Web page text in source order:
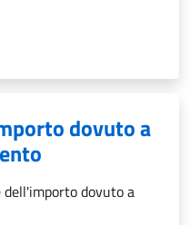
dovuto a
dovuto a